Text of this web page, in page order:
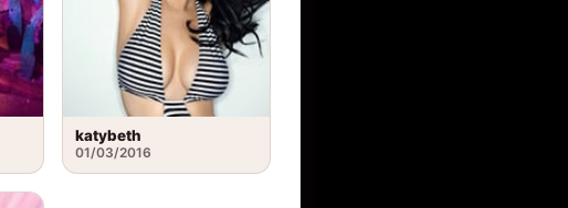
katybeth
01/03/2016